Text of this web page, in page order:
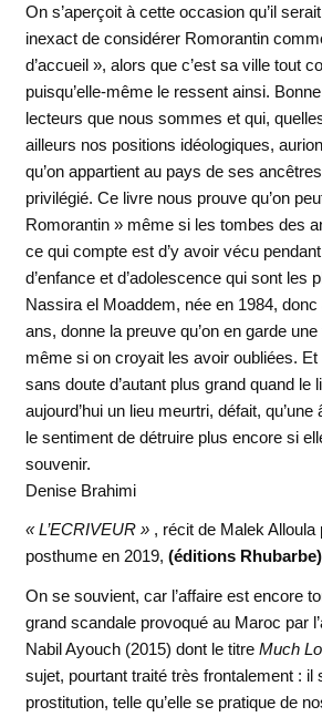
On s’aperçoit à cette occasion qu’il
inexact de considérer Romorantin
d’accueil », alors que c’est sa ville tout
puisqu’elle-même le ressent ainsi.
lecteurs que nous sommes et qui,
ailleurs nos positions idéologiques,
qu’on appartient au pays de ses
privilégié. Ce livre nous prouve qu’on
Romorantin » même si les tombes des
ce qui compte est d’y avoir vécu
d’enfance et d’adolescence qui sont les
Nassira el Moaddem, née en 1984,
ans, donne la preuve qu’on en garde
même si on croyait les avoir oubliées. Et
sans doute d’autant plus grand quand le
aujourd’hui un lieu meurtri, défait,
le sentiment de détruire plus encore si
souvenir.
Denise Brahimi
« L’ECRIVEUR » , récit de Malek Alloula
posthume en 2019, (éditions Rhubarbe)
On se souvient, car l’affaire est encore
grand scandale provoqué au Maroc par
Nabil Ayouch (2015) dont le titre Much
sujet, pourtant traité très frontalement : il
prostitution, telle qu’elle se pratique de